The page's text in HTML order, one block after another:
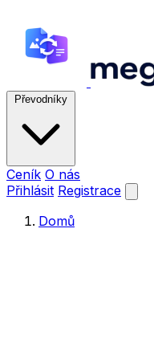
Převodníky
Ceník O nás
Přihlásit Registrace
Domů